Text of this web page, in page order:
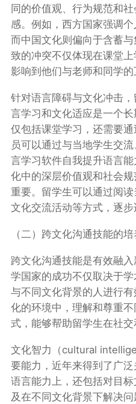
同的价值观、行为规范和
感。例如，西方国家强调
而中国文化则偏向于含蓄
致的冲突不仅体现在课堂
影响到他们与老师和同学的
针对语言障碍与文化冲击
言学习和文化适应是一个
仅包括课堂学习，还需要
员可以通过与当地学生交
言学习软件自我提升语言
化中的深层价值观和社会
重要。留学生可以通过阅
文化交流活动等方式，逐步
（二）跨文化沟通技能的培
跨文化沟通技能是有效融
学国家的成功不仅取决于
与不同文化背景的人进行
化的环境中，理解和尊重
式，能够帮助留学生在社交
文化智力（cultural
要能力，近年来得到了广
语言能力上，还包括对目
及在不同文化背景下解决